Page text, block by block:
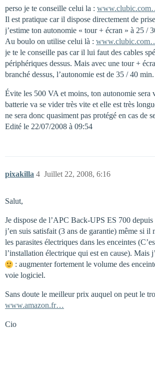
perso je te conseille celui la :
Il est pratique car il dispose directement de
j’estime ton autonomie « tour + écran » à 25 /
Au boulo on utilise celui là :
je te le conseille pas car il lui faut des cables
périphériques dessus. Mais avec une tour +
branché dessus, l’autonomie est de 35 / 40 min.
Évite les 500 VA et moins, ton autonomie sera
batterie va se vider très vite et elle est très
ne sera donc quasiment pas protégé en cas de
Edité le 22/07/2008 à 09:54
pixakilla Juillet 22, 2008, 6:16
4
Salut,
Je dispose de l’APC Back-UPS ES 700 depuis
j’en suis satisfait (3 ans de garantie) même si il
les parasites électriques dans les enceintes
l’installation électrique qui est en cause). Mais
: augmenter fortement le volume des
voie logiciel.
Sans doute le meilleur prix auquel on peut le
www.amazon.fr…
Cio